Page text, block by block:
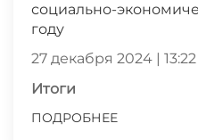
социально-
году
27 декабря 2024 | 13:22
Итоги
ПОДРОБНЕЕ